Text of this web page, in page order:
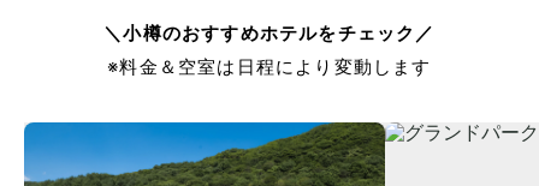
＼小樽のおすすめホテルをチェック／
※料金＆空室は日程により変動します